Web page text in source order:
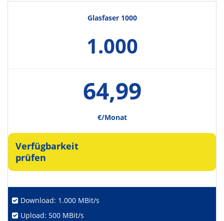
Glasfaser 1000
1.000
64,99
€/Monat
Verfügbarkeit
prüfen
Download: 1.000 MBit/s
Upload: 500 MBit/s